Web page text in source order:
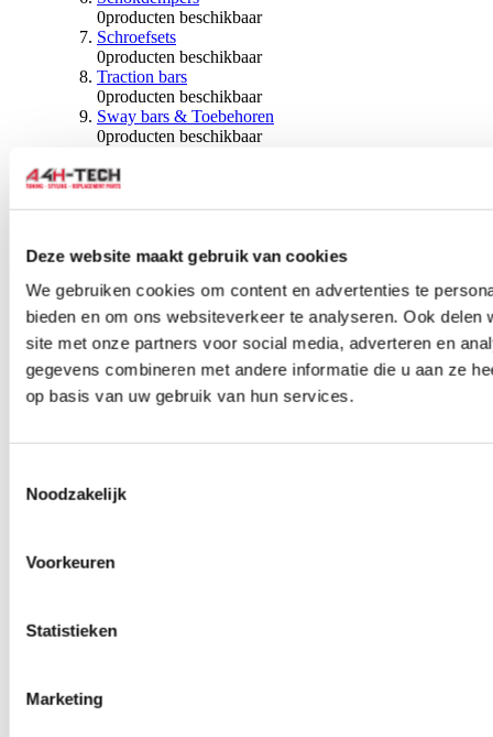
Deze website maakt gebruik van cookies
We gebruiken cookies om content en advertenties te
bieden en om ons websiteverkeer te analyseren. Ook
site met onze partners voor social media, adverteren en
gegevens combineren met andere informatie die u aan ze
op basis van uw gebruik van hun services.
Noodzakelijk
Voorkeuren
Statistieken
Marketing
0producten beschikbaar
Schroefsets
0producten beschikbaar
Traction bars
0producten beschikbaar
Sway bars & Toebehoren
0producten beschikbaar
0producten beschikbaar
Wiellagers & Naven
0producten beschikbaar
0producten beschikbaar
Spoorverbreders
0producten beschikbaar
Wielmoeren
0producten beschikbaar
Draadeinden
0 producten beschikbaar
0producten beschikbaar